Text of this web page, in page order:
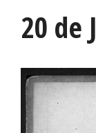
20 de